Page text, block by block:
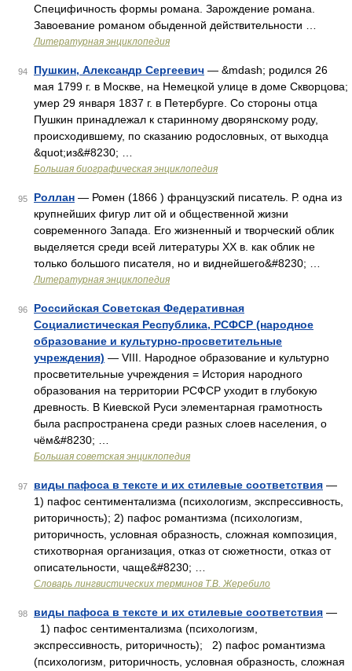
Специфичность формы романа. Зарождение романа.
Завоевание романом обыденной действительности …
Литературная энциклопедия
94 Пушкин, Александр Сергеевич — &mdash; родился 26
мая 1799 г. в Москве, на Немецкой улице в доме Скворцова;
умер 29 января 1837 г. в Петербурге. Со стороны отца
Пушкин принадлежал к старинному дворянскому роду,
происходившему, по сказанию родословных, от выходца
&quot;из&#8230; …
Большая биографическая энциклопедия
95 Роллан — Ромен (1866 ) французский писатель. Р. одна из
крупнейших фигур лит ой и общественной жизни
современного Запада. Его жизненный и творческий облик
выделяется среди всей литературы XX в. как облик не
только большого писателя, но и виднейшего&#8230; …
Литературная энциклопедия
96
Российская Советская Федеративная
Социалистическая Республика, РСФСР (народное
образование и культурно-просветительные
учреждения) — VIII. Народное образование и культурно
просветительные учреждения = История народного
образования на территории РСФСР уходит в глубокую
древность. В Киевской Руси элементарная грамотность
была распространена среди разных слоев населения, о
чём&#8230; …
Большая советская энциклопедия
97 виды пафоса в тексте и их стилевые соответствия —
1) пафос сентиментализма (психологизм, экспрессивность,
риторичность); 2) пафос романтизма (психологизм,
риторичность, условная образность, сложная композиция,
стихотворная организация, отказ от сюжетности, отказ от
описательности, чаще&#8230; …
Словарь лингвистических терминов Т.В. Жеребило
98 виды пафоса в тексте и их стилевые соответствия —
1) пафос сентиментализма (психологизм,
экспрессивность, риторичность); 2) пафос романтизма
(психологизм, риторичность, условная образность, сложная